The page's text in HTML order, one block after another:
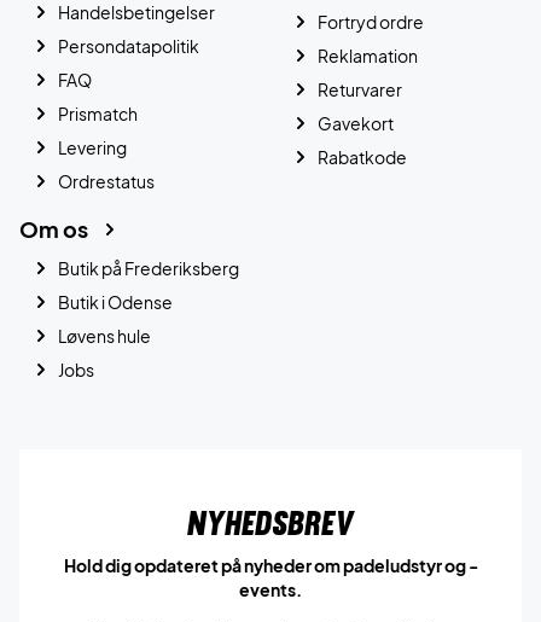
Handelsbetingelser
Persondatapolitik
FAQ
Prismatch
Levering
Ordrestatus
Fortryd ordre
Reklamation
Returvarer
Gavekort
Rabatkode
Om os
Butik på Frederiksberg
Butik i Odense
Løvens hule
Jobs
Nyhedsbrev
Hold dig opdateret på nyheder om padeludstyr og -
events.